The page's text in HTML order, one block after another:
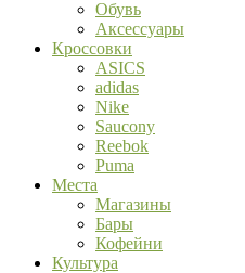
Обувь
Аксессуары
Кроссовки
ASICS
adidas
Nike
Saucony
Reebok
Puma
Места
Магазины
Бары
Кофейни
Культура